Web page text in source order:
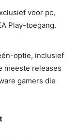
voor pc,
Play-toegang.
optie, inclusief
meeste releases
gamers die